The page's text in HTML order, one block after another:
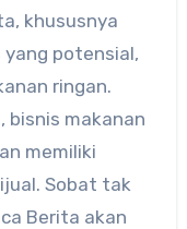
khususnya
yang potensial,
ringan.
bisnis makanan
memiliki
Sobat tak
Berita akan